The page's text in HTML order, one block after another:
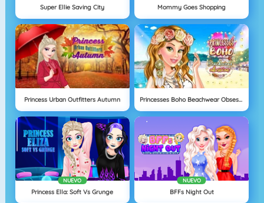
Super Ellie Saving City Mommy Goes Shopping
Princess Urban Outfitters Autumn Princesses Boho Beachwear Obsession
NUEVO
Princess Ella: Soft Vs Grunge
NUEVO
BFFs Night Out